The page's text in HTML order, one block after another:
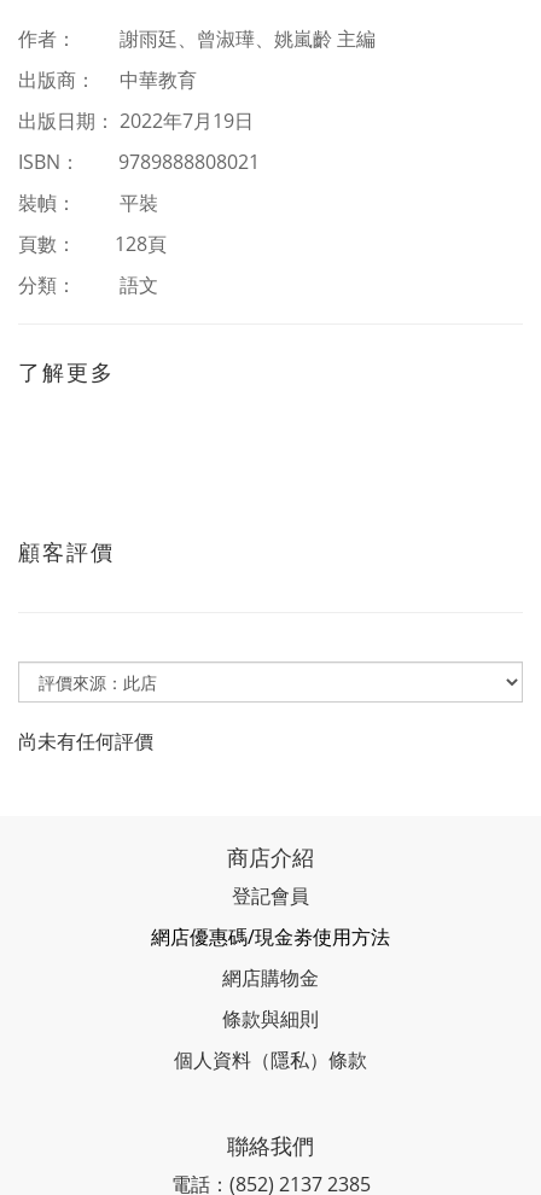
作者： 謝雨廷、曾淑璍、姚嵐齡 主編
出版商： 中華教育
出版日期： 2022年7月19日
ISBN： 9789888808021
裝幀： 平裝
頁數： 128頁
分類： 語文
了解更多
顧客評價
尚未有任何評價
商店介紹
登記會員
網店優惠碼/現金劵使用方法
網店購物金
條款與細則
個人資料（隱私）條款
聯絡我們
電話：(852) 2137 2385